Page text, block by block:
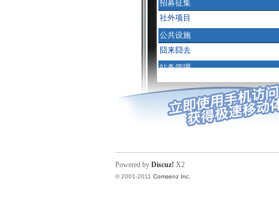
Powered by Discuz! X2
© 2001-2011 Comsenz Inc.